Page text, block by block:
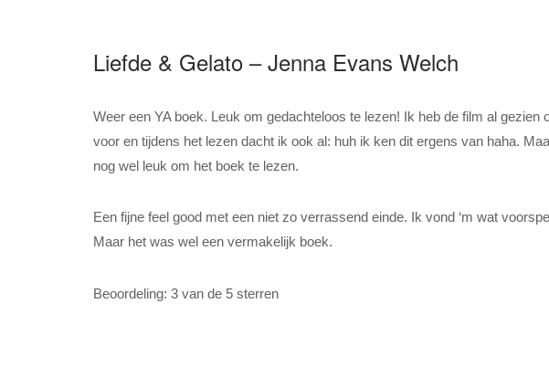
Liefde & Gelato – Jenna Evans Welch
Weer een YA boek. Leuk om gedachteloos te lezen! Ik heb de film al
voor en tijdens het lezen dacht ik ook al: huh ik ken dit ergens van haha.
nog wel leuk om het boek te lezen.
Een fijne feel good met een niet zo verrassend einde. Ik vond ‘m wat
Maar het was wel een vermakelijk boek.
Beoordeling: 3 van de 5 sterren